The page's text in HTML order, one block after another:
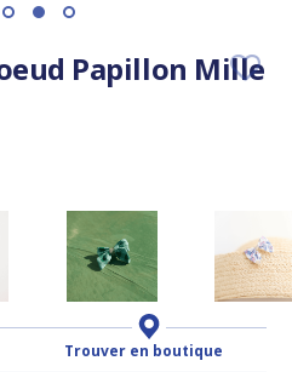
Papillon Mille
Trouver en boutique